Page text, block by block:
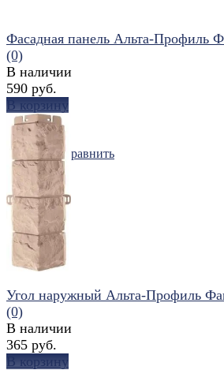
избранное сравнить
Фасадная панель Альта-Профиль
(0)
В наличии
590 руб.
В корзину
Угол наружный Альта-Профиль
(0)
В наличии
365 руб.
В корзину